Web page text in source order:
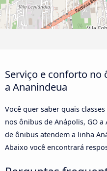
Serviço e conforto no
a Ananindeua
Você quer saber quais
nos ônibus de Anápolis, GO
de ônibus atendem a linha
Abaixo você encontrará